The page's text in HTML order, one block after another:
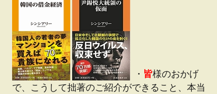
・ 皆様のおかげ
で、こうして拙著のご紹介ができること、本当